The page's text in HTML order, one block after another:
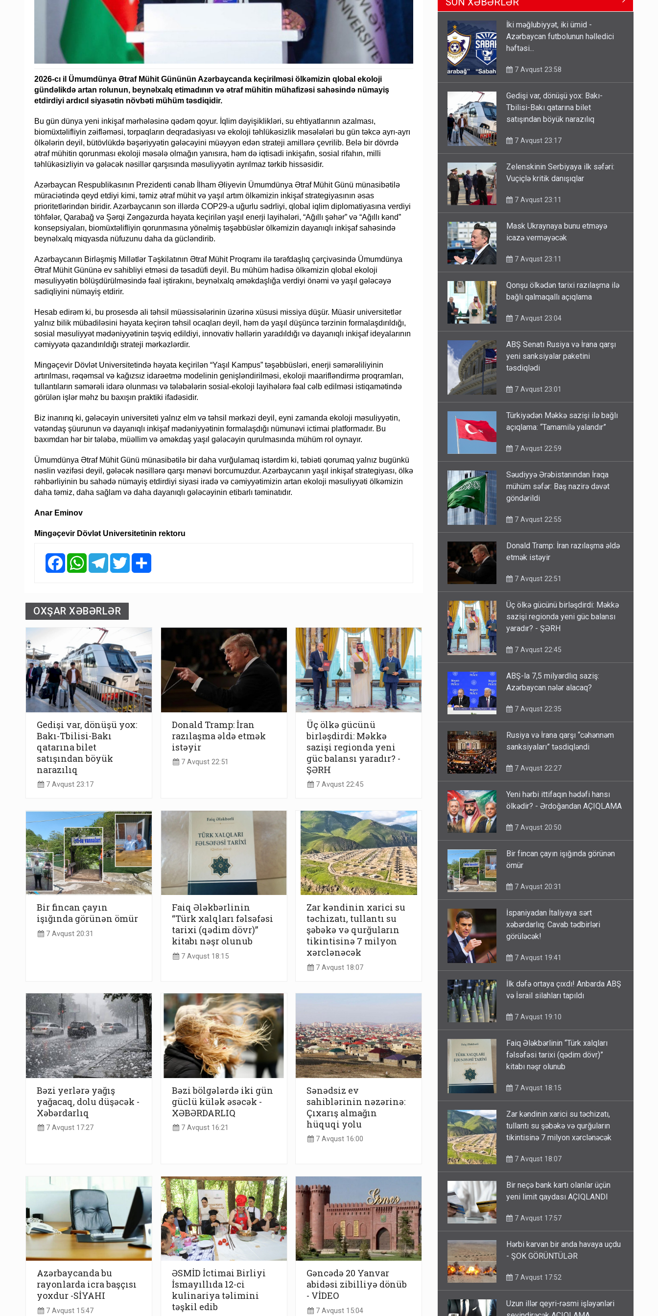
2026-cı il Ümumdünya Ətraf Mühit Gününün Azərbaycanda keçirilməsi ölkəmizin qlobal ekoloji
gündəlikdə artan rolunun, beynəlxalq etimadının və ətraf mühitin mühafizəsi sahəsində nümayiş
etdirdiyi ardıcıl siyasətin növbəti mühüm təsdiqidir.
Bu gün dünya yeni inkişaf mərhələsinə qədəm qoyur. İqlim dəyişiklikləri, su ehtiyatlarının azalması,
biomüxtəlifliyin zəifləməsi, torpaqların deqradasiyası və ekoloji təhlükəsizlik məsələləri bu gün təkcə ayrı-ayrı
ölkələrin deyil, bütövlükdə bəşəriyyətin gələcəyini müəyyən edən strateji amillərə çevrilib. Belə bir dövrdə
ətraf mühitin qorunması ekoloji məsələ olmağın yanısıra, həm də iqtisadi inkişafın, sosial rifahın, milli
təhlükəsizliyin və gələcək nəsillər qarşısında məsuliyyətin ayrılmaz tərkib hissəsidir.
Azərbaycan Respublikasının Prezidenti cənab İlham Əliyevin Ümumdünya Ətraf Mühit Günü münasibətilə
müraciətində qeyd etdiyi kimi, təmiz ətraf mühit və yaşıl artım ölkəmizin inkişaf strategiyasının əsas
prioritetlərindən biridir. Azərbaycanın son illərdə COP29-a uğurlu sədrliyi, qlobal iqlim diplomatiyasına verdiyi
töhfələr, Qarabağ və Şərqi Zəngəzurda həyata keçirilən yaşıl enerji layihələri, “Ağıllı şəhər” və “Ağıllı kənd”
konsepsiyaları, biomüxtəlifliyin qorunmasına yönəlmiş təşəbbüslər ölkəmizin dayanıqlı inkişaf sahəsində
beynəlxalq miqyasda nüfuzunu daha da gücləndirib.
Azərbaycanın Birləşmiş Millətlər Təşkilatının Ətraf Mühit Proqramı ilə tərəfdaşlıq çərçivəsində Ümumdünya
Ətraf Mühit Gününə ev sahibliyi etməsi də təsadüfi deyil. Bu mühüm hadisə ölkəmizin qlobal ekoloji
məsuliyyətin bölüşdürülməsində fəal iştirakını, beynəlxalq əməkdaşlığa verdiyi önəmi və yaşıl gələcəyə
sadiqliyini nümayiş etdirir.
Hesab edirəm ki, bu prosesdə ali təhsil müəssisələrinin üzərinə xüsusi missiya düşür. Müasir universitetlər
yalnız bilik mübadiləsini həyata keçirən təhsil ocaqları deyil, həm də yaşıl düşüncə tərzinin formalaşdırıldığı,
sosial məsuliyyət mədəniyyətinin təşviq edildiyi, innovativ həllərin yaradıldığı və dayanıqlı inkişaf ideyalarının
cəmiyyətə qazandırıldığı strateji mərkəzlərdir.
Mingəçevir Dövlət Universitetində həyata keçirilən “Yaşıl Kampus” təşəbbüsləri, enerji səmərəliliyinin
artırılması, rəqəmsal və kağızsız idarəetmə modelinin genişləndirilməsi, ekoloji maarifləndirmə proqramları,
tullantıların səmərəli idarə olunması və tələbələrin sosial-ekoloji layihələrə fəal cəlb edilməsi istiqamətində
görülən işlər məhz bu baxışın praktiki ifadəsidir.
Biz inanırıq ki, gələcəyin universiteti yalnız elm və təhsil mərkəzi deyil, eyni zamanda ekoloji məsuliyyətin,
vətəndaş şüurunun və dayanıqlı inkişaf mədəniyyətinin formalaşdığı nümunəvi ictimai platformadır. Bu
baxımdan hər bir tələbə, müəllim və əməkdaş yaşıl gələcəyin qurulmasında mühüm rol oynayır.
Ümumdünya Ətraf Mühit Günü münasibətilə bir daha vurğulamaq istərdim ki, təbiəti qorumaq yalnız bugünkü
nəslin vəzifəsi deyil, gələcək nəsillərə qarşı mənəvi borcumuzdur. Azərbaycanın yaşıl inkişaf strategiyası, ölkə
rəhbərliyinin bu sahədə nümayiş etdirdiyi siyasi iradə və cəmiyyətimizin artan ekoloji məsuliyyəti ölkəmizin
daha təmiz, daha sağlam və daha dayanıqlı gələcəyinin etibarlı təminatıdır.
Anar Eminov
Mingəçevir Dövlət Universitetinin rektoru
FacebookWhatsAppTelegramTwitter
OXŞAR XƏBƏRLƏR
Gedişi var, dönüşü yox:
Bakı-Tbilisi-Bakı
qatarına bilet
satışından böyük
narazılıq
7 Avqust 23:17
Donald Tramp: İran
razılaşma əldə etmək
istəyir
7 Avqust 22:51
Üç ölkə gücünü
birləşdirdi: Məkkə
sazişi regionda yeni
güc balansı yaradır? -
ŞƏRH
7 Avqust 22:45
Bir fincan çayın
işığında görünən ömür
7 Avqust 20:31
Faiq Ələkbərlinin
“Türk xalqları fəlsəfəsi
tarixi (qədim dövr)”
kitabı nəşr olunub
7 Avqust 18:15
Zar kəndinin xarici su
təchizatı, tullantı su
şəbəkə və qurğuların
tikintisinə 7 milyon
xərclənəcək
7 Avqust 18:07
Bəzi yerlərə yağış
yağacaq, dolu düşəcək -
Xəbərdarlıq
7 Avqust 17:27
Bəzi bölgələrdə iki gün
güclü külək əsəcək -
XƏBƏRDARLIQ
7 Avqust 16:21
Sənədsiz ev
sahiblərinin nəzərinə:
Çıxarış almağın
hüquqi yolu
7 Avqust 16:00
Azərbaycanda bu
rayonlarda icra başçısı
yoxdur -SİYAHI
7 Avqust 15:47
ƏSMİD İctimai Birliyi
İsmayıllıda 12-ci
kulinariya təlimini
təşkil edib
Gəncədə 20 Yanvar
abidəsi zibilliyə dönüb
- VİDEO
7 Avqust 15:04
Tbilisi-Bakı qatarına bilet
7 Avqust 23:17
Məhərrəmovun oğludur - DOSYE
Media və Yayım Şurasına əlavə
hüquq və vəzifələr verilib
İki məğlubiyyət, iki ümid -
Azərbaycan futbolunun həlledici
həftəsi...
7 Avqust 23:58
Gedişi var, dönüşü yox: Bakı-
Tbilisi-Bakı qatarına bilet
satışından böyük narazılıq
7 Avqust 23:17
Zelenskinin Serbiyaya ilk səfəri:
Vuçiçlə kritik danışıqlar
7 Avqust 23:11
Mask Ukraynaya bunu etməyə
icazə verməyəcək
7 Avqust 23:11
Qonşu ölkədən tarixi razılaşma ilə
bağlı qalmaqallı açıqlama
7 Avqust 23:04
ABŞ Senatı Rusiya və İrana qarşı
yeni sanksiyalar paketini
təsdiqlədi
7 Avqust 23:01
Türkiyədən Məkkə sazişi ilə bağlı
açıqlama: “Tamamilə yalandır”
7 Avqust 22:59
Səudiyyə Ərəbistanından İraqa
mühüm səfər: Baş nazirə dəvət
göndərildi
7 Avqust 22:55
Donald Tramp: İran razılaşma əldə
etmək istəyir
7 Avqust 22:51
Üç ölkə gücünü birləşdirdi: Məkkə
sazişi regionda yeni güc balansı
yaradır? - ŞƏRH
7 Avqust 22:45
ABŞ-la 7,5 milyardlıq saziş:
Azərbaycan nələr alacaq?
7 Avqust 22:35
Rusiya və İrana qarşı “cəhənnəm
sanksiyaları” təsdiqləndi
7 Avqust 22:27
Yeni hərbi ittifaqın hədəfi hansı
ölkədir? - Ərdoğandan AÇIQLAMA
7 Avqust 20:50
Bir fincan çayın işığında görünən
ömür
7 Avqust 20:31
İspaniyadan İtaliyaya sərt
xəbərdarlıq: Cavab tədbirləri
görüləcək!
7 Avqust 19:41
İlk dəfə ortaya çıxdı! Anbarda ABŞ
və İsrail silahları tapıldı
7 Avqust 19:10
Faiq Ələkbərlinin “Türk xalqları
fəlsəfəsi tarixi (qədim dövr)”
kitabı nəşr olunub
7 Avqust 18:15
Zar kəndinin xarici su təchizatı,
tullantı su şəbəkə və qurğuların
tikintisinə 7 milyon xərclənəcək
7 Avqust 18:07
Bir neçə bank kartı olanlar üçün
yeni limit qaydası AÇIQLANDI
7 Avqust 17:57
Hərbi karvan bir anda havaya uçdu
- ŞOK GÖRÜNTÜLƏR
7 Avqust 17:52
Uzun illər qeyri-rəsmi işləyənləri